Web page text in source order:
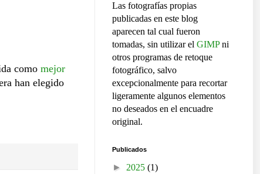
como mejor
han elegido
Las fotografías propias
publicadas en este blog
aparecen tal cual fueron
tomadas, sin utilizar el GIMPni
otros programas de retoque
fotográfico, salvo
excepcionalmente para recortar
ligeramente algunos elementos
no deseados en el encuadre
original.
Publicados
► 2025 (1)